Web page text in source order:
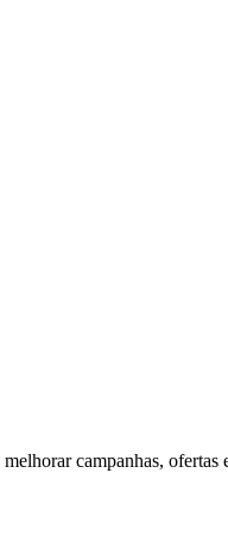
campanhas, ofertas